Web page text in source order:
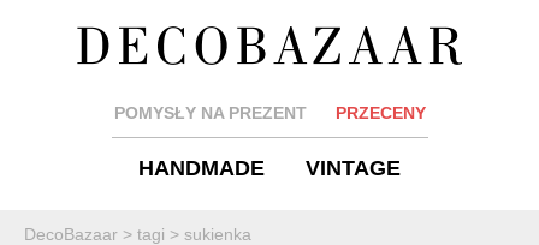
POMYSŁY NA PREZENT PRZECENY
HANDMADE VINTAGE
DecoBazaar > tagi > sukienka